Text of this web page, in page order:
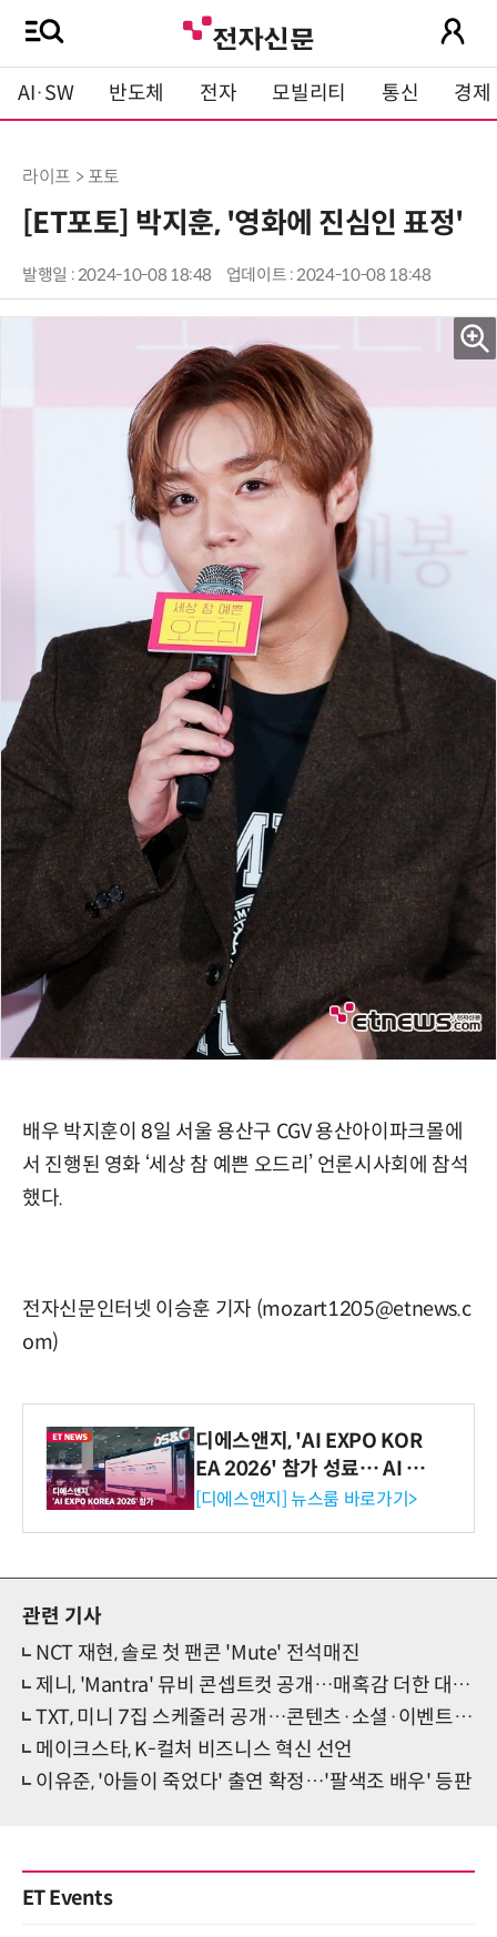
AI·SW 반도체 전자 모빌리티 통신 경제
라이프 > 포토
[ET포토] 박지훈, '영화에 진심인 표정'
발행일 : 2024-10-08 18:48 업데이트 : 2024-10-08 18:48
배우 박지훈이 8일 서울 용산구 CGV 용산아이파크몰에
서 진행된 영화 ‘세상 참 예쁜 오드리’ 언론시사회에 참석
했다.
전자신문인터넷 이승훈 기자 (mozart1205@etnews.c
om)
디에스앤지, 'AI EXPO KOR
EA 2026' 참가 성료… AI 전
생애주기 아우르는 통합 솔루
[디에스앤지] 뉴스룸 바로가기>
관련 기사
NCT 재현, 솔로 첫 팬콘 'Mute' 전석매진
제니, 'Mantra' 뮤비 콘셉트컷 공개…매혹감 더한 대체불가 눈빛
TXT, 미니 7집 스케줄러 공개…콘텐츠·소셜·이벤트 등 취향저격 예고
메이크스타, K-컬처 비즈니스 혁신 선언
이유준, '아들이 죽었다' 출연 확정…'팔색조 배우' 등판
ET Events